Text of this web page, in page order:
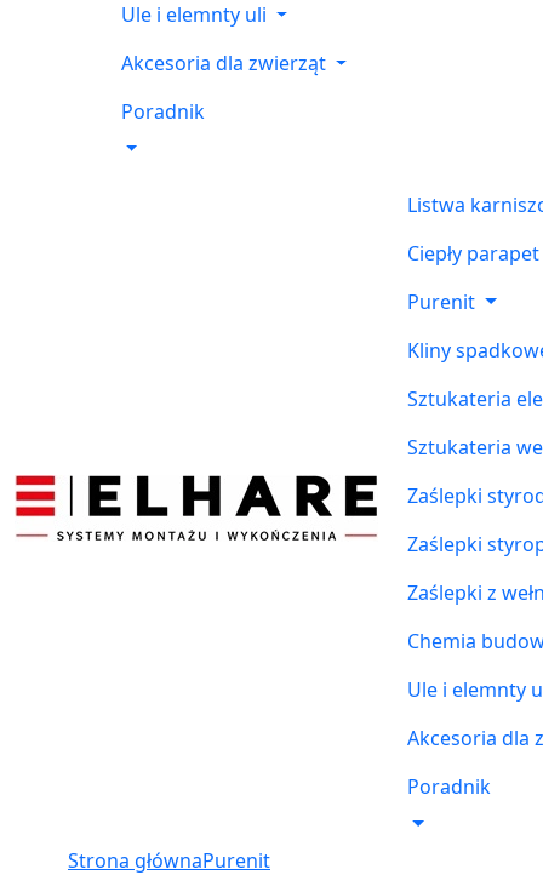
Ule i elemnty uli
Akcesoria dla zwierząt
Poradnik
Listwa
Ciepły parapet
Purenit
Kliny
Sztukateria
Sztukateria
Zaślepki
Zaślepki
Zaślepki z
Chemia
Ule i elemnty
Akcesoria dla
Poradnik
Strona głównaPurenit